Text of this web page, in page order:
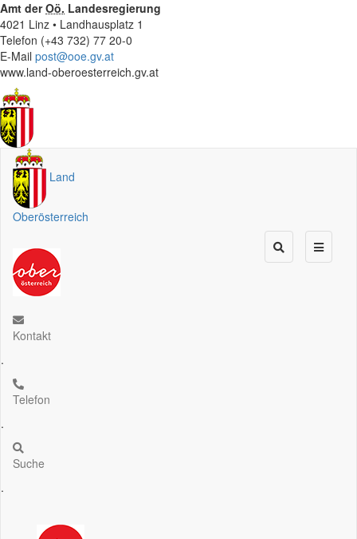
Amt derOö. Landesregierung
4021 Linz • Landhausplatz 1
Telefon (+43 732) 77 20-0
E-Mail post@ooe.gv.at
www.land-oberoesterreich.gv.at
Land
Oberösterreich
Kontakt
.
Telefon
.
Suche
.